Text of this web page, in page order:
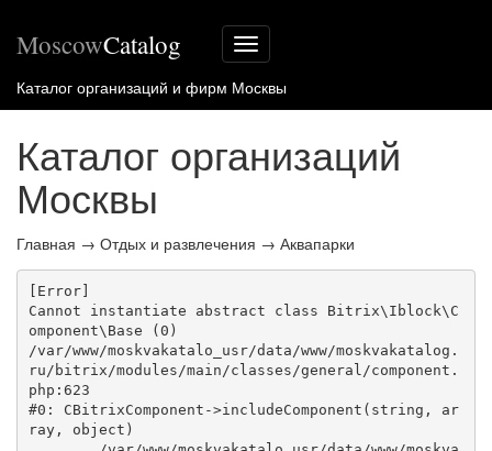
Меню
сайта
MoscowCatalog
Каталог организаций и фирм Москвы
Каталог организаций
Москвы
Главная → Отдых и развлечения → Аквапарки
[Error]
Cannot instantiate abstract class Bitrix\Iblock\C
omponent\Base (0)
/var/www/moskvakatalo_usr/data/www/moskvakatalog.
ru/bitrix/modules/main/classes/general/component.
php:623
#0: CBitrixComponent->includeComponent(string, ar
ray, object)